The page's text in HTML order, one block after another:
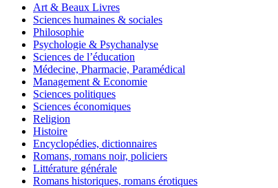
Art & Beaux Livres
Sciences humaines & sociales
Philosophie
Psychologie & Psychanalyse
Sciences de l’éducation
Médecine, Pharmacie, Paramédical
Management & Economie
Sciences politiques
Sciences économiques
Religion
Histoire
Encyclopédies, dictionnaires
Romans, romans noir, policiers
Littérature générale
Romans historiques, romans érotiques